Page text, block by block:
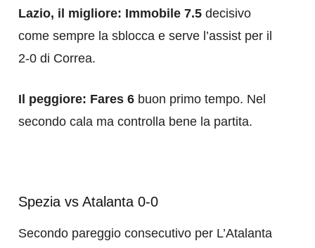
Lazio, il migliore: Immobile 7.5 decisivo
come sempre la sblocca e serve l’assist per il
2-0 di Correa.
Il peggiore: Fares 6 buon primo tempo. Nel
secondo cala ma controlla bene la partita.
Spezia vs Atalanta 0-0
Secondo pareggio consecutivo per L’Atalanta